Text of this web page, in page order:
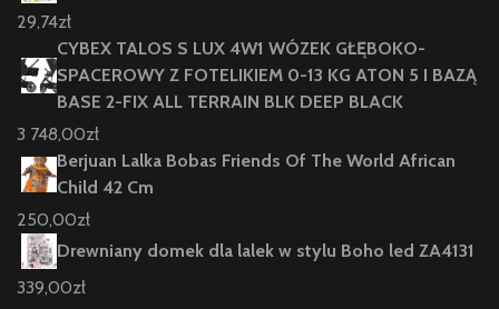
29,74zł
CYBEX TALOS S LUX 4W1 WÓZEK GŁĘBOKO-
SPACEROWY Z FOTELIKIEM 0-13 KG ATON 5 I BAZĄ
BASE 2-FIX ALL TERRAIN BLK DEEP BLACK
3 748,00zł
Berjuan Lalka Bobas Friends Of The World African
Child 42 Cm
250,00zł
Drewniany domek dla lalek w stylu Boho led ZA4131
339,00zł